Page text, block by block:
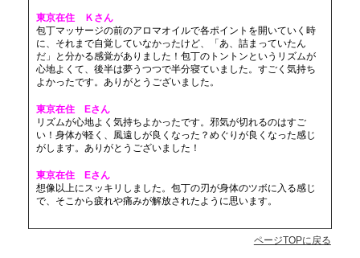
東京在住 Ｋさん
包丁マッサージの前のアロマオイルで各ポイントを開いていく時
に、それまで自覚していなかったけど、「あ、詰まっていたん
だ」と分かる感覚がありました！包丁のトントンというリズムが
心地よくて、後半は夢うつつで半分寝ていました。すごく気持ち
よかったです。ありがとうございました。
東京在住 Eさん
リズムが心地よく気持ちよかったです。邪気が切れるのはすご
い！身体が軽く、風遠しが良くなった？めぐりが良くなった感じ
がします。ありがとうございました！
東京在住 Eさん
想像以上にスッキリしました。包丁の刃が身体のツボに入る感じ
で、そこから疲れや痛みが解放されたように思います。
ページTOPに戻る